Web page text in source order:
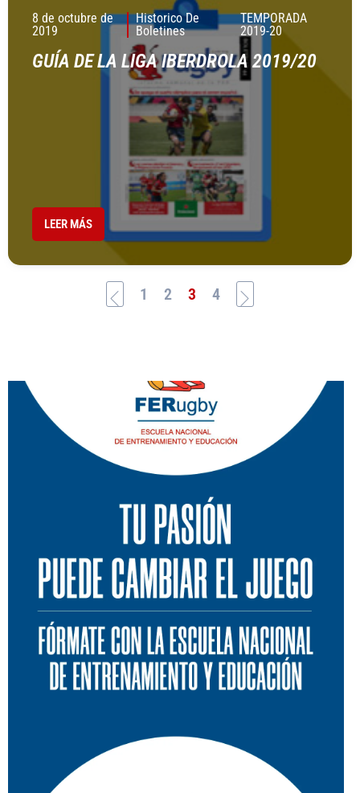
8 de octubre de
2019
Historico De
Boletines
TEMPORADA
2019-20
GUÍA DE LA LIGA IBERDROLA 2019/20
LEER MÁS
1 2 3 4